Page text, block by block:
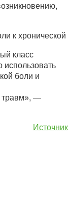
класс
боли и
травм», —
Источник